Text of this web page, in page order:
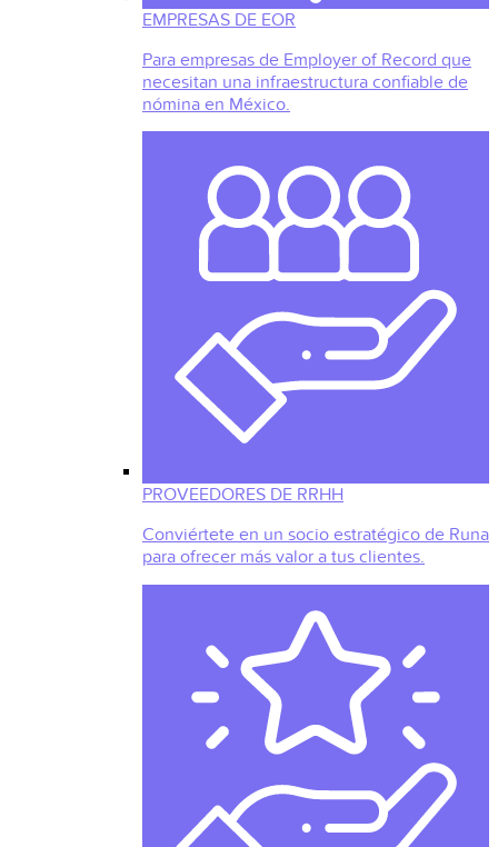
EMPRESAS DE EOR
Para empresas de Employer of Record que
necesitan una infraestructura confiable de
nómina en México.
PROVEEDORES DE RRHH
Conviértete en un socio estratégico de Runa
para ofrecer más valor a tus clientes.